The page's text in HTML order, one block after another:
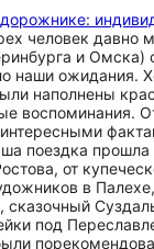
человек давно
и Омска)
наши ожидания.
наполнены
воспоминания.
поездка
от
в
под